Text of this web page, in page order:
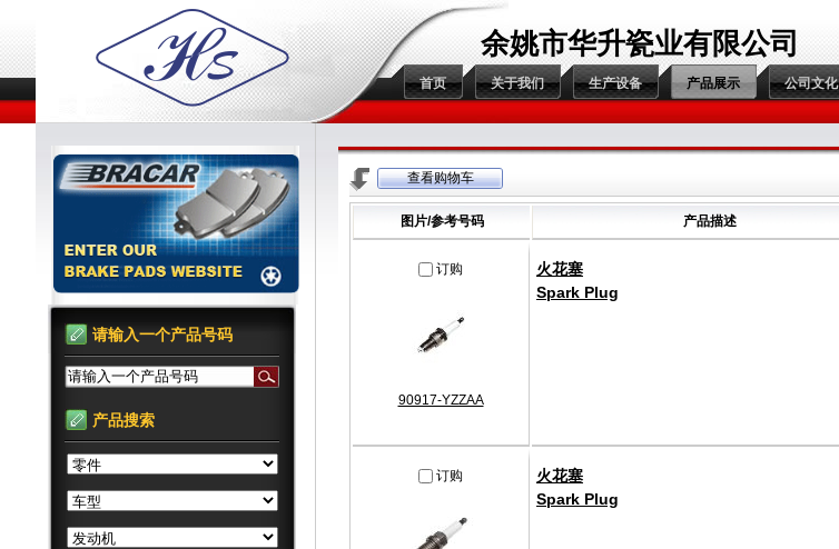
余姚市华升瓷业有限公司
首页 关于我们 生产设备 产品展示 公司文化
查看购物车
图片/参考号码 产品描述
订购
90917-YZZAA
火花塞
Spark Plug
订购
火花塞
Spark Plug
请输入一个产品号码
请输入一个产品号码
产品搜索